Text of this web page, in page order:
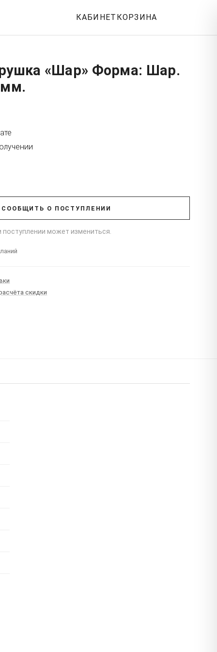
КАБИНЕТ КОРЗИНА
«Шар» Форма: Шар.
мм.
СООБЩИТЬ О ПОСТУПЛЕНИИ
поступлении может измениться.
скидки